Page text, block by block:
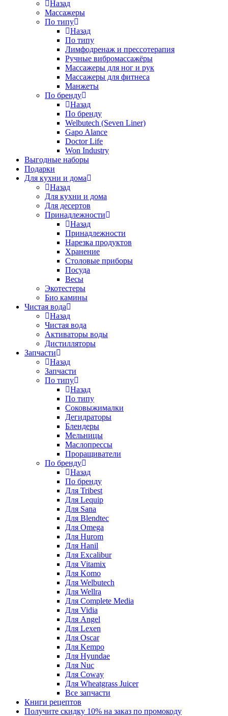
Назад
Массажеры
По типу
Назад
По типу
Лимфодренаж и прессотерапия
Ручные вибромассажёры
Массажеры для ног и рук
Массажеры для фитнеса
Манжеты
По бренду
Назад
По бренду
Welbutech (Seven Liner)
Gapo Alance
Doctor Life
Won Industry
Выгодные наборы
Подарки
Для кухни и дома
Назад
Для кухни и дома
Для десертов
Принадлежности
Назад
Принадлежности
Нарезка продуктов
Хранение
Столовые приборы
Посуда
Весы
Экотестеры
Био камины
Чистая вода
Назад
Чистая вода
Активаторы воды
Дистилляторы
Запчасти
Назад
Запчасти
По типу
Назад
По типу
Соковыжималки
Дегидраторы
Блендеры
Мельницы
Маслопрессы
Проращиватели
По бренду
Назад
По бренду
Для Tribest
Для Lequip
Для Sana
Для Blendtec
Для Omega
Для Hurom
Для Hanil
Для Excalibur
Для Vitamix
Для Komo
Для Welbutech
Для Wellra
Для Complete Media
Для Vidia
Для Angel
Для Lexen
Для Oscar
Для Kempo
Для Hyundae
Для Nuc
Для Coway
Для Wheatgrass Juicer
Все запчасти
Книги рецептов
Получите скидку 10% на заказ по промокоду